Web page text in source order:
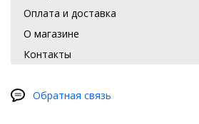
Оплата и доставка
О магазине
Контакты
Обратная связь